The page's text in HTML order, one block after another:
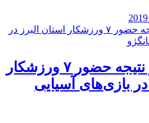
۲ مدال برنز نتیجه حضور ۷ ورزشکار
در بازی‌های آسیایی